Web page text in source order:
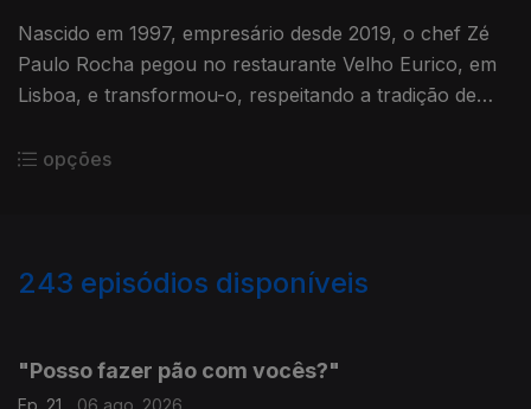
Nascido em 1997, empresário desde 2019, o chef Zé
Paulo Rocha pegou no restaurante Velho Eurico, em
Lisboa, e transformou-o, respeitando a tradição de
opções
243 episódios disponíveis
"Posso fazer pão com vocês?"
Ep. 21
06 ago. 2026